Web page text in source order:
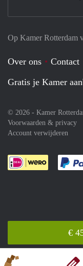
€
Op Kamer Rotterdam
Over ons Contact
Gratis je Kamer
© 2026 - Kamer
Voorwaarden & privacy
Account verwijderen